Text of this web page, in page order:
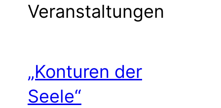
Veranstaltungen
„Konturen der
Seele“